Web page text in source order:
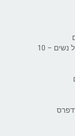
מה אוכלים כדי להגביר את הרצון המיני אצל נשים – 10